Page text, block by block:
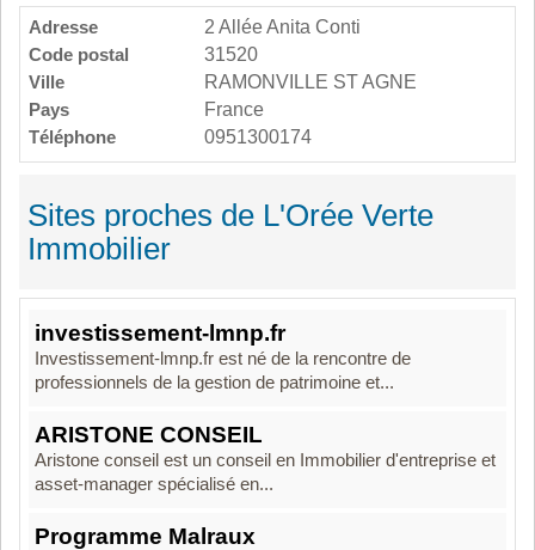
Adresse
2 Allée Anita Conti
Code postal
31520
Ville
RAMONVILLE ST AGNE
Pays
France
Téléphone
0951300174
Sites proches de L'Orée Verte
Immobilier
investissement-lmnp.fr
Investissement-lmnp.fr est né de la rencontre de
professionnels de la gestion de patrimoine et...
ARISTONE CONSEIL
Aristone conseil est un conseil en Immobilier d'entreprise et
asset-manager spécialisé en...
Programme Malraux